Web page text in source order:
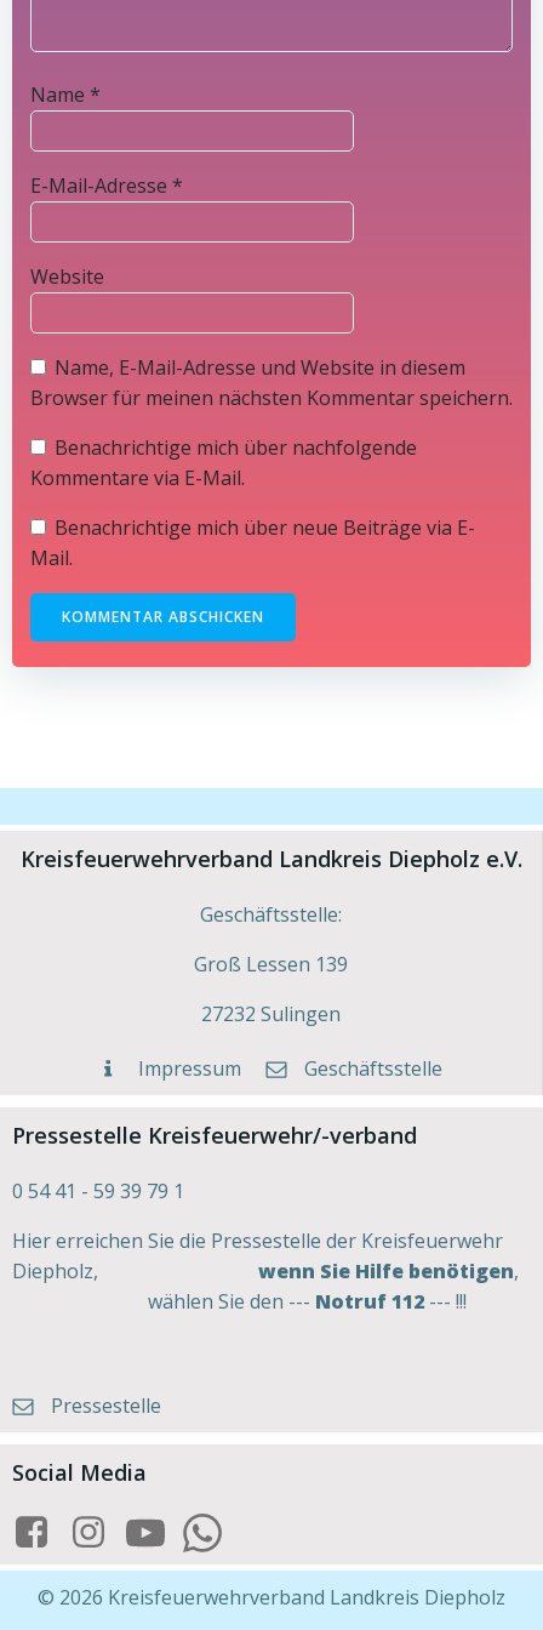
Name *
E-Mail-Adresse *
Website
Name, E-Mail-Adresse und Website in diesem
Browser für meinen nächsten Kommentar speichern.
Benachrichtige mich über nachfolgende
Kommentare via E-Mail.
Benachrichtige mich über neue Beiträge via E-
Mail.
Kreisfeuerwehrverband Landkreis Diepholz e.V.
Geschäftsstelle:
Groß Lessen 139
27232 Sulingen
Impressum Geschäftsstelle
Pressestelle Kreisfeuerwehr/-verband
0 54 41 - 59 39 79 1
Hier erreichen Sie die Pressestelle der Kreisfeuerwehr
Diepholz, wenn Sie Hilfe benötigen,
wählen Sie den --- Notruf 112 --- !!!
Pressestelle
Social Media
© 2026 Kreisfeuerwehrverband Landkreis Diepholz